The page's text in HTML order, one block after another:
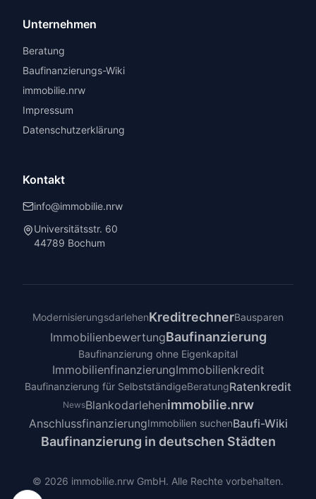
Unternehmen
Beratung
Baufinanzierungs-Wiki
immobilie.nrw
Impressum
Datenschutzerklärung
Kontakt
info@immobilie.nrw
Universitätsstr. 60
44789 Bochum
ModernisierungsdarlehenKreditrechnerBausparen
ImmobilienbewertungBaufinanzierung
Baufinanzierung ohne Eigenkapital
ImmobilienfinanzierungImmobilienkredit
Baufinanzierung für SelbstständigeBeratungRatenkredit
NewsBlankodarlehenimmobilie.nrw
AnschlussfinanzierungImmobilien suchenBaufi-Wiki
Baufinanzierung in deutschen Städten
© 2026 immobilie.nrw GmbH. Alle Rechte vorbehalten.